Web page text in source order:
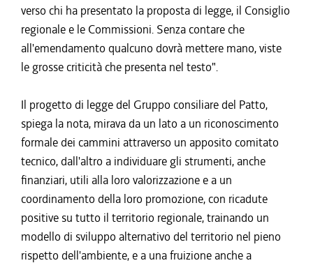
verso chi ha presentato la proposta di legge, il Consiglio
regionale e le Commissioni. Senza contare che
all'emendamento qualcuno dovrà mettere mano, viste
le grosse criticità che presenta nel testo".
Il progetto di legge del Gruppo consiliare del Patto,
spiega la nota, mirava da un lato a un riconoscimento
formale dei cammini attraverso un apposito comitato
tecnico, dall'altro a individuare gli strumenti, anche
finanziari, utili alla loro valorizzazione e a un
coordinamento della loro promozione, con ricadute
positive su tutto il territorio regionale, trainando un
modello di sviluppo alternativo del territorio nel pieno
rispetto dell'ambiente, e a una fruizione anche a